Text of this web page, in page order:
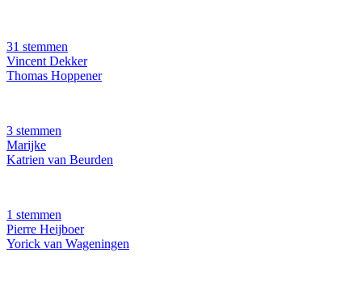
31 stemmen
Vincent Dekker
Thomas Hoppener
3 stemmen
Marijke
Katrien van Beurden
1 stemmen
Pierre Heijboer
Yorick van Wageningen